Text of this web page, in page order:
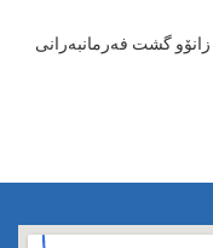
گشت فەرمانبەرانی